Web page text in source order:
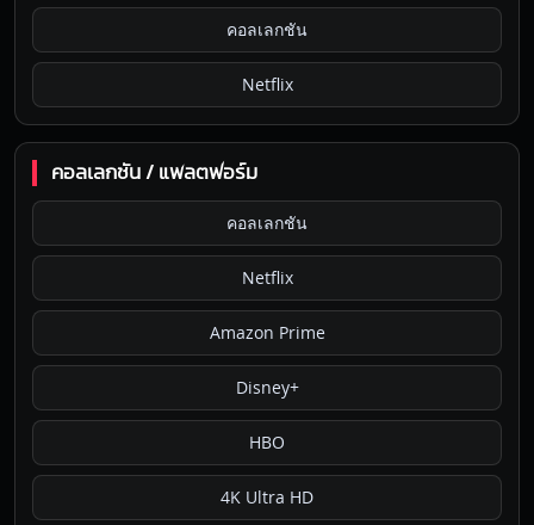
คอลเลกชัน
Netflix
คอลเลกชัน / แพลตฟอร์ม
คอลเลกชัน
Netflix
Amazon Prime
Disney+
HBO
4K Ultra HD